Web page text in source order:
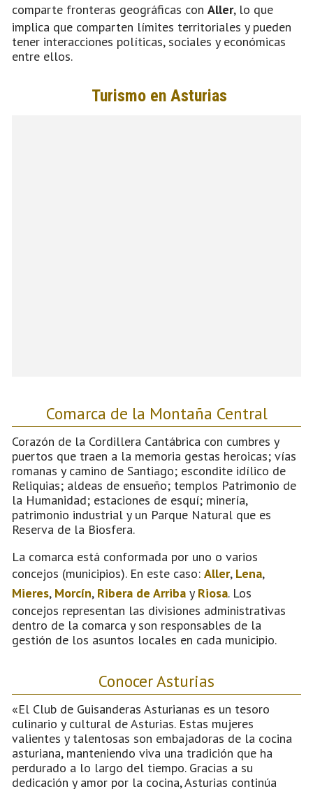
comparte fronteras geográficas con Aller, lo que
implica que comparten límites territoriales y pueden
tener interacciones políticas, sociales y económicas
entre ellos.
Comarca de la Montaña Central
Corazón de la Cordillera Cantábrica con cumbres y
puertos que traen a la memoria gestas heroicas; vías
romanas y camino de Santiago; escondite idílico de
Reliquias; aldeas de ensueño; templos Patrimonio de
la Humanidad; estaciones de esquí; minería,
patrimonio industrial y un Parque Natural que es
Reserva de la Biosfera.
La comarca está conformada por uno o varios
concejos (municipios). En este caso: Aller, Lena,
Mieres, Morcín, Ribera de Arriba y Riosa. Los
concejos representan las divisiones administrativas
dentro de la comarca y son responsables de la
gestión de los asuntos locales en cada municipio.
Conocer Asturias
«El Club de Guisanderas Asturianas es un tesoro
culinario y cultural de Asturias. Estas mujeres
valientes y talentosas son embajadoras de la cocina
asturiana, manteniendo viva una tradición que ha
perdurado a lo largo del tiempo. Gracias a su
dedicación y amor por la cocina, Asturias continúa